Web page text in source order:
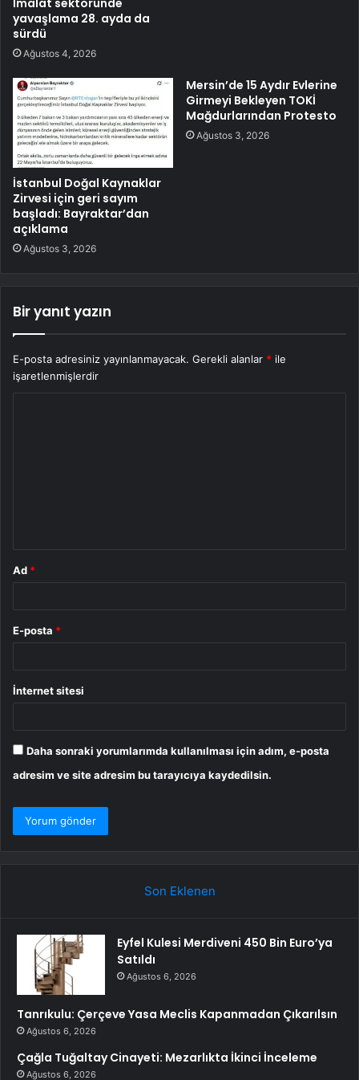
yavaşlama 28. ayda da
sürdü
Ağustos 4, 2026
İstanbul Doğal Kaynaklar
Zirvesi için geri sayım
başladı: Bayraktar’dan
açıklama
Ağustos 3, 2026
Mersin’de 15 Aydır Evlerine
Girmeyi Bekleyen TOKİ
Mağdurlarından Protesto
Ağustos 3, 2026
Bir yanıt yazın
E-posta adresiniz yayınlanmayacak. Gerekli alanlar * ile
işaretlenmişlerdir
Ad *
E-posta *
İnternet sitesi
Daha sonraki yorumlarımda kullanılması için adım, e-posta
adresim ve site adresim bu tarayıcıya kaydedilsin.
Son Eklenen
Eyfel Kulesi Merdiveni 450 Bin Euro’ya
Satıldı
Ağustos 6, 2026
Tanrıkulu: Çerçeve Yasa Meclis Kapanmadan Çıkarılsın
Ağustos 6, 2026
Çağla Tuğaltay Cinayeti: Mezarlıkta İkinci İnceleme
Ağustos 6, 2026